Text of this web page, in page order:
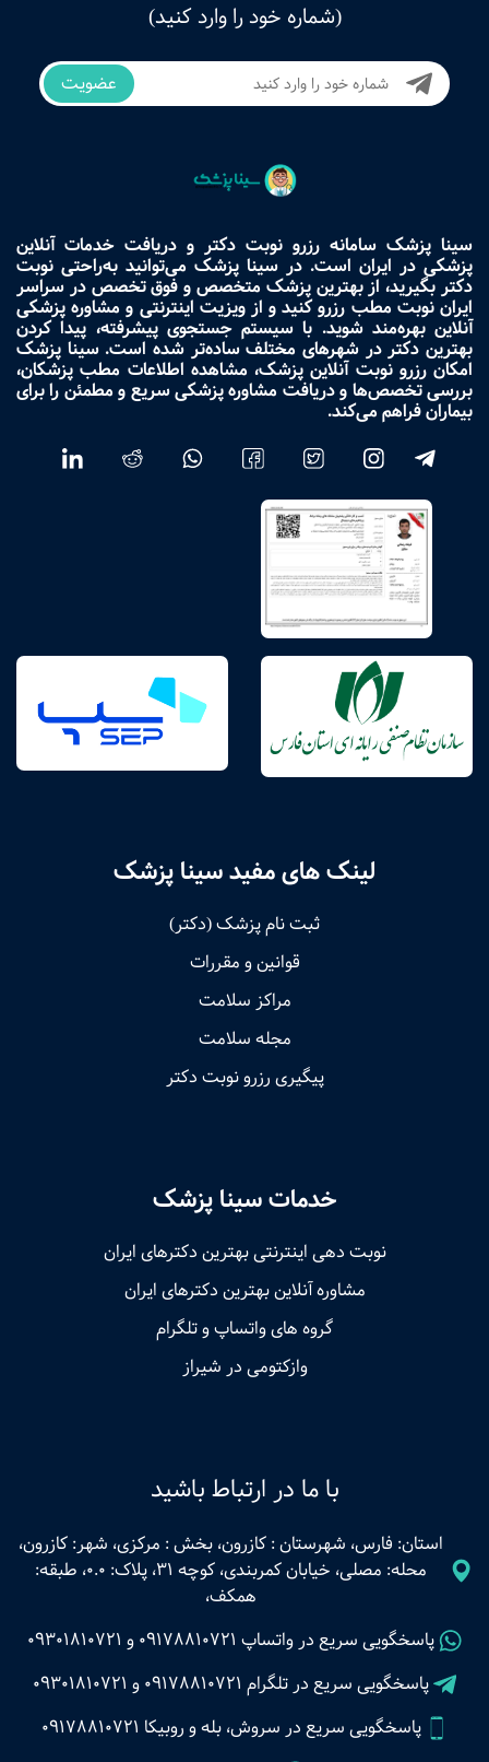
(شماره خود را وارد کنید)
عضویت
سینا پزشک سامانه رزرو نوبت دکتر و دریافت خدمات آنلاین
پزشکی در ایران است. در سینا پزشک می‌توانید به‌راحتی نوبت
دکتر بگیرید، از بهترین پزشک متخصص و فوق تخصص در سراسر
ایران نوبت مطب رزرو کنید و از ویزیت اینترنتی و مشاوره پزشکی
آنلاین بهره‌مند شوید. با سیستم جستجوی پیشرفته، پیدا کردن
بهترین دکتر در شهرهای مختلف ساده‌تر شده است. سینا پزشک
امکان رزرو نوبت آنلاین پزشک، مشاهده اطلاعات مطب پزشکان،
بررسی تخصص‌ها و دریافت مشاوره پزشکی سریع و مطمئن را برای
بیماران فراهم می‌کند.
لینک های مفید سینا پزشک
ثبت نام پزشک (دکتر)
قوانین و مقررات
مراکز سلامت
مجله سلامت
پیگیری رزرو نوبت دکتر
خدمات سینا پزشک
نوبت‌ دهی اینترنتی بهترین دکترهای ایران
مشاوره آنلاین بهترین دکترهای ایران
گروه های واتساپ و تلگرام
وازکتومی در شیراز
با ما در ارتباط باشید
استان: فارس، شهرستان : کازرون، بخش : مرکزی، شهر: کازرون،
محله: مصلی، خیابان کمربندی، کوچه 31، پلاک: 0.0، طبقه:
همکف،
پاسخگویی سریع در واتساپ 09178810721 و 09301810721
پاسخگویی سریع در تلگرام 09178810721 و 09301810721
پاسخگویی سریع در سروش، بله و روبیکا 09178810721